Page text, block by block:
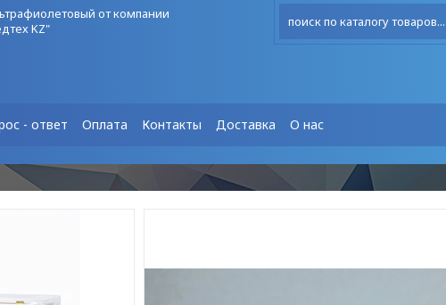
от компании
KZ"
- ответ Оплата Контакты Доставка О нас